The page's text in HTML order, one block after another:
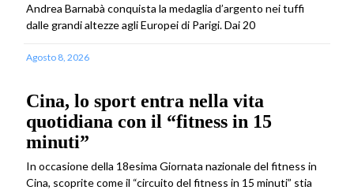
Andrea Barnabà conquista la medaglia d’argento nei tuffi
dalle grandi altezze agli Europei di Parigi. Dai 20
Agosto 8, 2026
Cina, lo sport entra nella vita
quotidiana con il “fitness in 15
minuti”
In occasione della 18esima Giornata nazionale del fitness in
Cina, scoprite come il “circuito del fitness in 15 minuti” stia